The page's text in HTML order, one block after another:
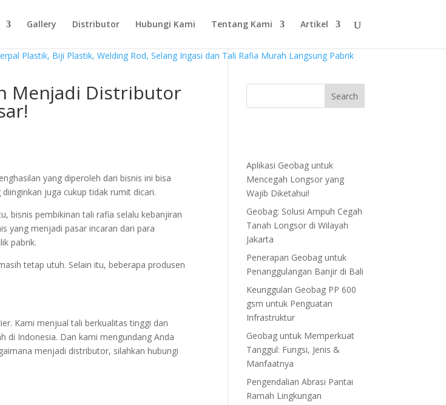
Gallery Distributor Hubungi Kami Tentang Kami Artikel
Menjadi Distributor
yang diperoleh dari bisnis ini bisa
juga cukup tidak rumit dicari.
bisnis pembikinan tali rafia selalu kebanjiran
yang menjadi pasar incaran dari para
pabrik.
tetap utuh. Selain itu, beberapa produsen
Kami menjual tali berkualitas tinggi dan
di Indonesia. Dan kami mengundang Anda
menjadi distributor, silahkan hubungi
Aplikasi Geobag untuk
Mencegah Longsor yang
Wajib Diketahui!
Geobag: Solusi Ampuh Cegah
Tanah Longsor di Wilayah
Jakarta
Penerapan Geobag untuk
Penanggulangan Banjir di Bali
Keunggulan Geobag PP 600
gsm untuk Penguatan
Infrastruktur
Geobag untuk Memperkuat
Tanggul: Fungsi, Jenis &
Manfaatnya
Pengendalian Abrasi Pantai
Ramah Lingkungan